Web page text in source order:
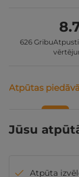
626
Atpūtas
Jūsu
Atpūta